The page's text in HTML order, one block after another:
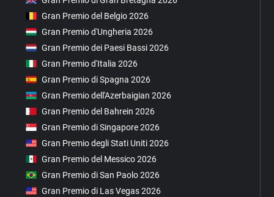
Gran Premio del Belgio 2026
Gran Premio d'Ungheria 2026
Gran Premio dei Paesi Bassi 2026
Gran Premio d'Italia 2026
Gran Premio di Spagna 2026
Gran Premio dell'Azerbaigian 2026
Gran Premio del Bahrein 2026
Gran Premio di Singapore 2026
Gran Premio degli Stati Uniti 2026
Gran Premio del Messico 2026
Gran Premio di San Paolo 2026
Gran Premio di Las Vegas 2026